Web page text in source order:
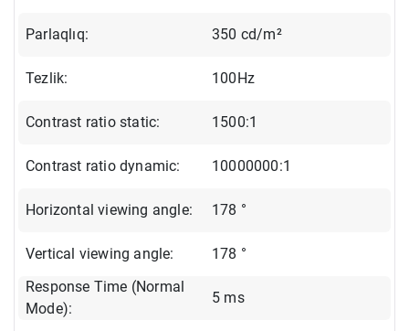
Parlaqlıq: 350 cd/m²
Tezlik: 100Hz
Contrast ratio static: 1500:1
Contrast ratio dynamic: 10000000:1
Horizontal viewing angle: 178 °
Vertical viewing angle:
178 °
Response Time (Normal
Mode):
5 ms